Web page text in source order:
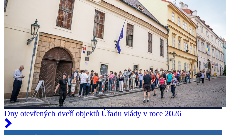
Dny otevřených dveří objektů Úřadu vlády v roce 2026